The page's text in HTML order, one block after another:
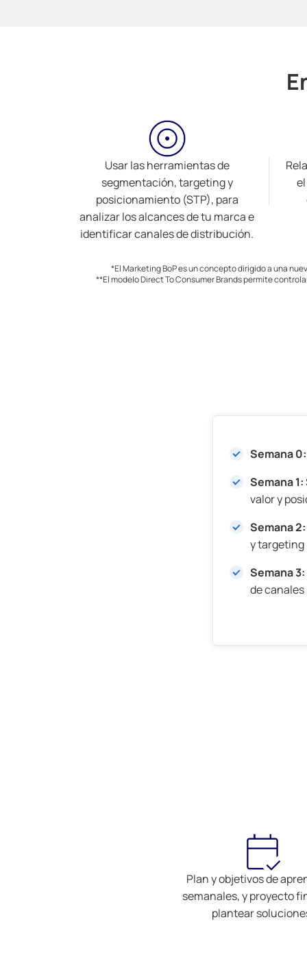
Usar las herramientas de
segmentación, targeting y
posicionamiento (STP), para
analizar los alcances de tu marca e
identificar canales de distribución.
*El Marketing BoP es un concepto dirigido a una
**El modelo Direct To Consumer Brands permite
Semana
Semana 1:
valor y
Semana 2:
y targeting
Semana 3:
de canales
Plan y objetivos de
semanales, y proyecto
plantear